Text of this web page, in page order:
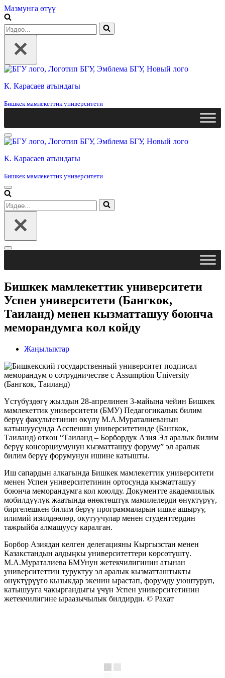
Мазмунга өтүү
Издөө...
К. Карасаев атындагы
Бишкек мамлекеттик университети
Навигация
менюсу
К. Карасаев атындагы
Бишкек мамлекеттик университети
Навигация
менюсу
Издөө...
Навигация
Бишкек мамлекеттик университети
Успен университети (Бангкок,
Таиланд) менен кызматташуу боюнча
меморандумга кол койду
Жаңылыктар
Үстүбүздөгү жылдын 28-апрелинен 3-майына чейин Бишкек
мамлекеттик университети (БМУ) Педагогикалык билим
берүү факультетинин өкүлү М.А.Мураталиеванын
катышуусунда Асспеншн университетинде (Бангкок,
Таиланд) өткөн “Таиланд – Борбордук Азия Эл аралык билим
берүү консорциумунун кызматташуу форуму” эл аралык
билим берүү форумунун ишине катышты.
Иш сапардын алкагында Бишкек мамлекеттик университети
менен Успен университетинин ортосунда кызматташуу
боюнча меморандумга кол коюлду. Документте академиялык
мобилдүүлүк жаатында өнөктөштүк мамилелерди өнүктүрүү,
биргелешкен билим берүү программаларын ишке ашыруу,
илимий изилдөөлөр, окутуучулар менен студенттердин
тажрыйба алмашуусу каралган.
Борбор Азиядан келген делегацияны Кыргызстан менен
Казакстандын алдыңкы университеттери көрсөтүштү.
М.А.Мураталиева БМУнун жетекчилигинин атынан
университеттин туруктуу эл аралык кызматташтыкты
өнүктүрүүгө кызыкдар экенин ырастап, форумду уюштуруп,
катышууга чакыргандыгы үчүн Успен университетинин
жетекчилигине ыраазычылык билдирди. © Рахат